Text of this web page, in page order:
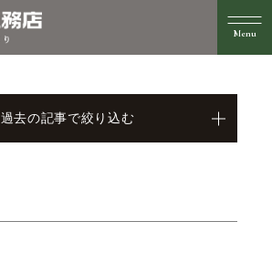
過去の記事で絞り込む